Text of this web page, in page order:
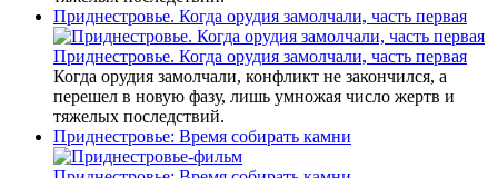
Приднестровье. Когда орудия замолчали, часть первая
Приднестровье. Когда орудия замолчали, часть первая
Когда орудия замолчали, конфликт не закончился, а
перешел в новую фазу, лишь умножая число жертв и
тяжелых последствий.
Приднестровье: Время собирать камни